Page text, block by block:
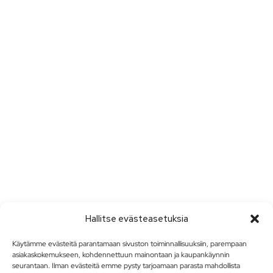
Hallitse evästeasetuksia
Käytämme evästeitä parantamaan sivuston toiminnallisuuksiin, parempaan
asiakaskokemukseen, kohdennettuun mainontaan ja kaupankäynnin
seurantaan. Ilman evästeitä emme pysty tarjoamaan parasta mahdollista